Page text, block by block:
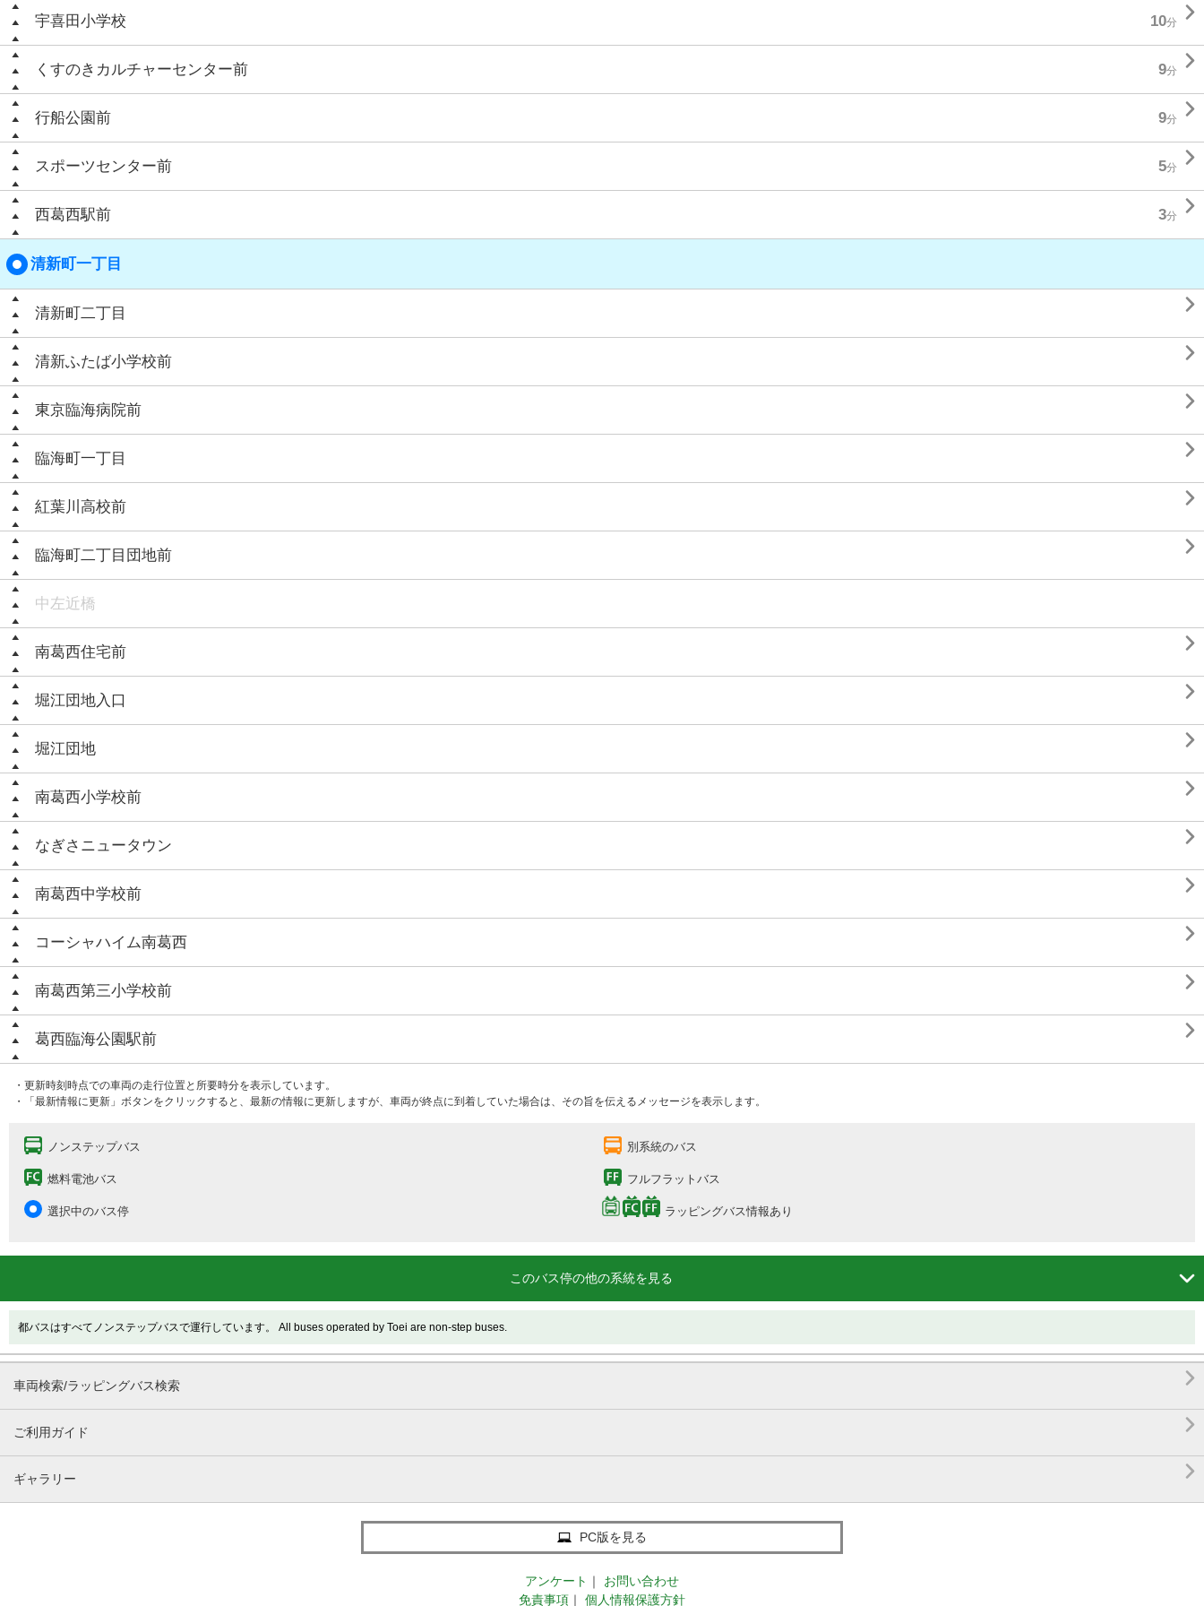
宇喜田小学校 10分 
くすのきカルチャーセンター前 9分 
行船公園前 9分 
スポーツセンター前 5分 
西葛西駅前 3分 
清新町一丁目
清新町二丁目 
清新ふたば小学校前 
東京臨海病院前 
臨海町一丁目 
紅葉川高校前 
臨海町二丁目団地前 
中左近橋
南葛西住宅前 
堀江団地入口 
堀江団地 
南葛西小学校前 
なぎさニュータウン 
南葛西中学校前 
コーシャハイム南葛西 
南葛西第三小学校前 
葛西臨海公園駅前 
・更新時刻時点での車両の走行位置と所要時分を表示しています。
・「最新情報に更新」ボタンをクリックすると、最新の情報に更新しますが、車両が終点に到着していた場合は、その旨を伝えるメッセージを表示します。
ノンステップバス 別系統のバス
燃料電池バス フルフラットバス
選択中のバス停 ラッピングバス情報あり
このバス停の他の系統を見る 
都バスはすべてノンステップバスで運行しています。 All buses operated by Toei are non-step buses.
車両検索/ラッピングバス検索 
ご利用ガイド 
ギャラリー 
PC版を見る
アンケート ｜
お問い合わせ
免責事項 ｜ 個人情報保護方針